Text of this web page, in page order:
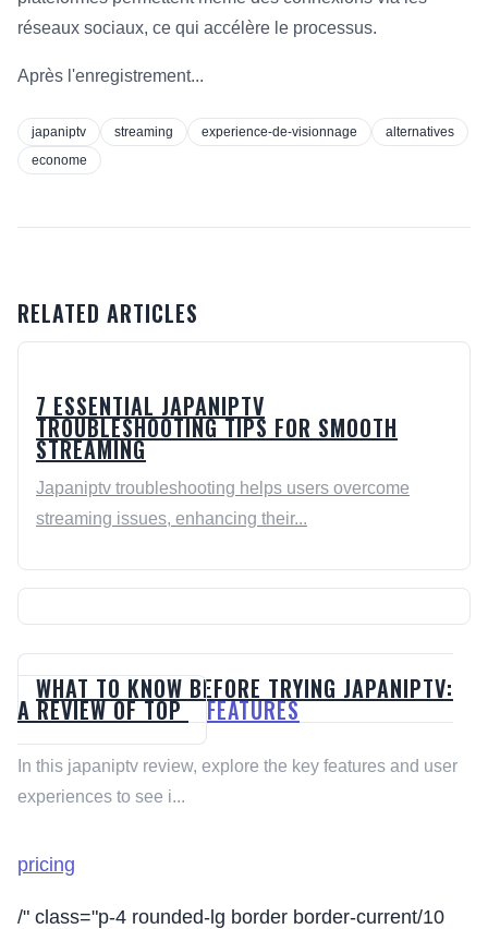
réseaux sociaux, ce qui accélère le processus.
Après l'enregistrement...
japaniptv streaming experience-de-visionnage
alternatives
econome
RELATED ARTICLES
7 ESSENTIAL JAPANIPTV
TROUBLESHOOTING TIPS FOR SMOOTH
STREAMING
Japaniptv troubleshooting helps users overcome
streaming issues, enhancing their...
WHAT TO KNOW BEFORE TRYING JAPANIPTV:
A REVIEW OF TOP FEATURES
In this japaniptv review, explore the key features and user
experiences to see i...
pricing
/" class="p-4 rounded-lg border border-current/10